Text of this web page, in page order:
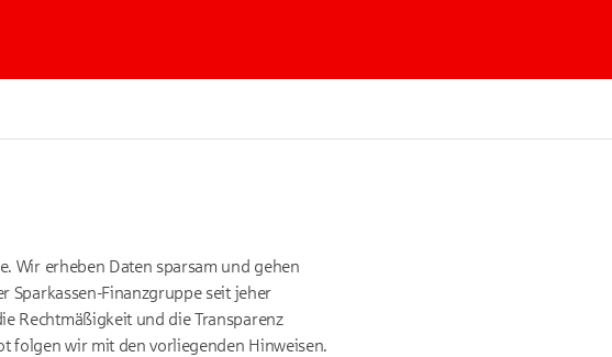
Wir erheben Daten sparsam und gehen
Sparkassen-Finanzgruppe seit jeher
Rechtmäßigkeit und die Transparenz
folgen wir mit den vorliegenden Hinweisen.